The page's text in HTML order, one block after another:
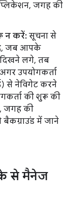
जगह की
न करें: सूचना से
जब आपके
लगे, तब
उपयोगकर्ता
नेविगेट करने
की शुरू की
जगह की
में जाने
से मैनेज